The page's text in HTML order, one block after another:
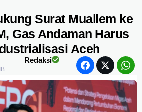
Surat Muallem ke
Gas Andaman Harus
Aceh
Redaksi